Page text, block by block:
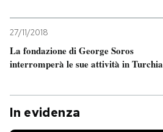
27/11/2018
La fondazione di George Soros
interromperà le sue attività in Turchia
In evidenza